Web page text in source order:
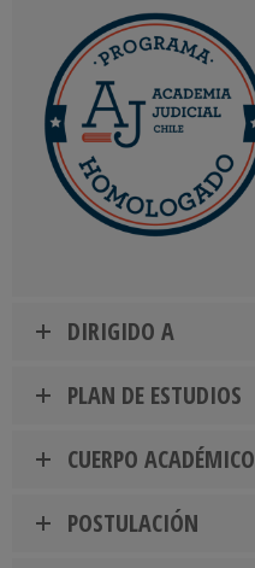
DIRIGIDO A
PLAN DE ESTUDIOS
CUERPO ACADÉMICO
POSTULACIÓN